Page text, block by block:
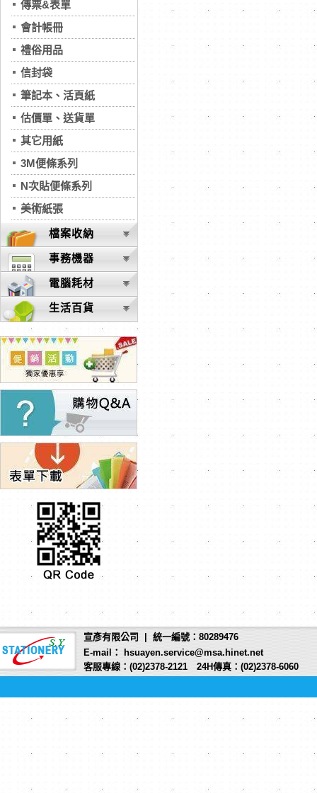
傳票&表單
會計帳冊
禮俗用品
信封袋
筆記本、活頁紙
估價單、送貨單
其它用紙
3M便條系列
N次貼便條系列
美術紙張
檔案收納
事務機器
電腦耗材
生活百貨
宣彥有限公司 | 統一編號：80289476
E-mail： hsuayen.service@msa.hinet.net
客服專線：(02)2378-2121 24H傳真：(02)2378-6060